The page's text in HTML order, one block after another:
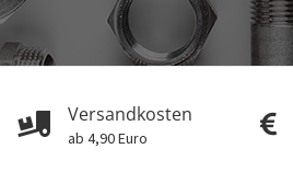
Versandkosten
ab 4,90 Euro